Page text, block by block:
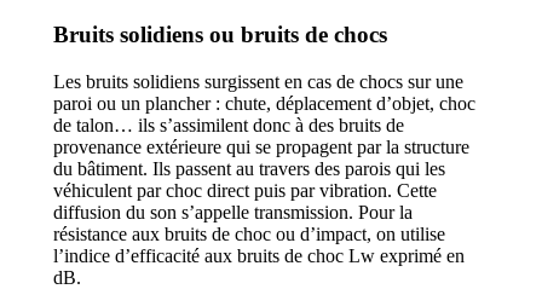
Bruits solidiens ou bruits de chocs
Les bruits solidiens surgissent en cas de chocs sur une
paroi ou un plancher : chute, déplacement d’objet, choc
de talon… ils s’assimilent donc à des bruits de
provenance extérieure qui se propagent par la structure
du bâtiment. Ils passent au travers des parois qui les
véhiculent par choc direct puis par vibration. Cette
diffusion du son s’appelle transmission. Pour la
résistance aux bruits de choc ou d’impact, on utilise
l’indice d’efficacité aux bruits de choc Lw exprimé en
dB.